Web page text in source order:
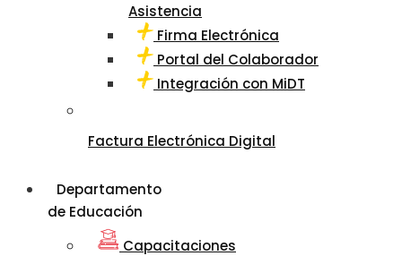
Asistencia
Firma Electrónica
Portal del Colaborador
Integración con MiDT
Factura Electrónica Digital
Departamento
de Educación
Capacitaciones